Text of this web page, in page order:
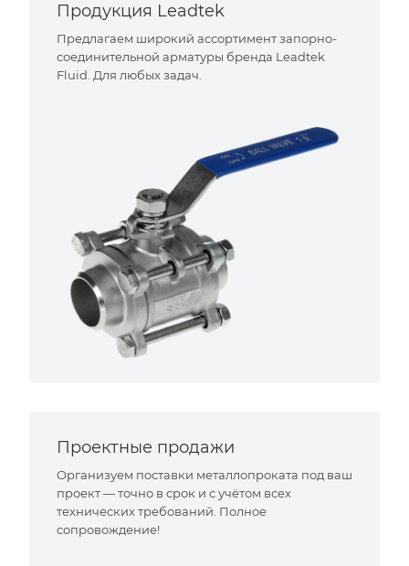
Продукция Leadtek
Предлагаем широкий ассортимент запорно-
соединительной арматуры бренда Leadtek
Fluid. Для любых задач.
Проектные продажи
Организуем поставки металлопроката под ваш
проект — точно в срок и с учётом всех
технических требований. Полное
сопровождение!